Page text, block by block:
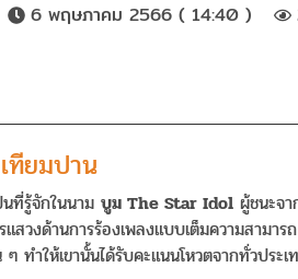
6 พฤษภาคม 2566 ( 14:40 )
ทียมปาน
ที่รู้จักในนาม บูม The Star Idol ผู้ชนะจ
สวงด้านการร้องเพลงแบบเต็มความสาม
ทำให้เขานั้นได้รับคะแนนโหวตจากทั่วประ